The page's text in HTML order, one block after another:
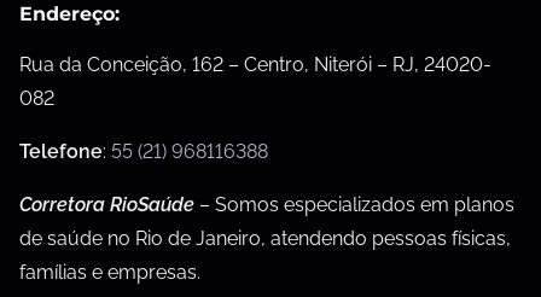
Endereço:
Rua da Conceição, 162 – Centro, Niterói – RJ, 24020-
082
Telefone: 55 (21) 968116388
Corretora RioSaúde – Somos especializados em planos
de saúde no Rio de Janeiro, atendendo pessoas físicas,
famílias e empresas.